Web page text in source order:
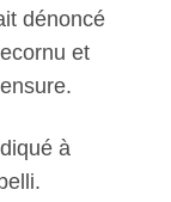
dénoncé
et
à